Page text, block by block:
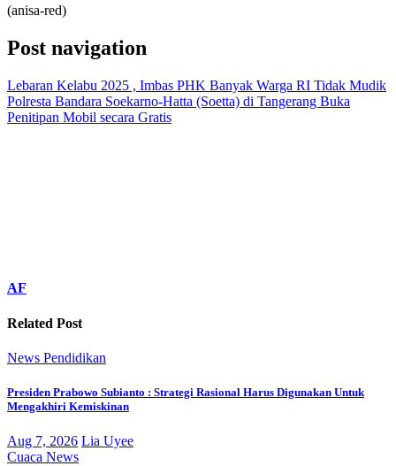
(anisa-red)
Post navigation
Lebaran Kelabu 2025 , Imbas PHK Banyak Warga RI Tidak Mudik
Polresta Bandara Soekarno-Hatta (Soetta) di Tangerang Buka
Penitipan Mobil secara Gratis
AF
Related Post
News Pendidikan
Presiden Prabowo Subianto : Strategi Rasional Harus Digunakan Untuk
Mengakhiri Kemiskinan
Aug 7, 2026 Lia Uyee
Cuaca News